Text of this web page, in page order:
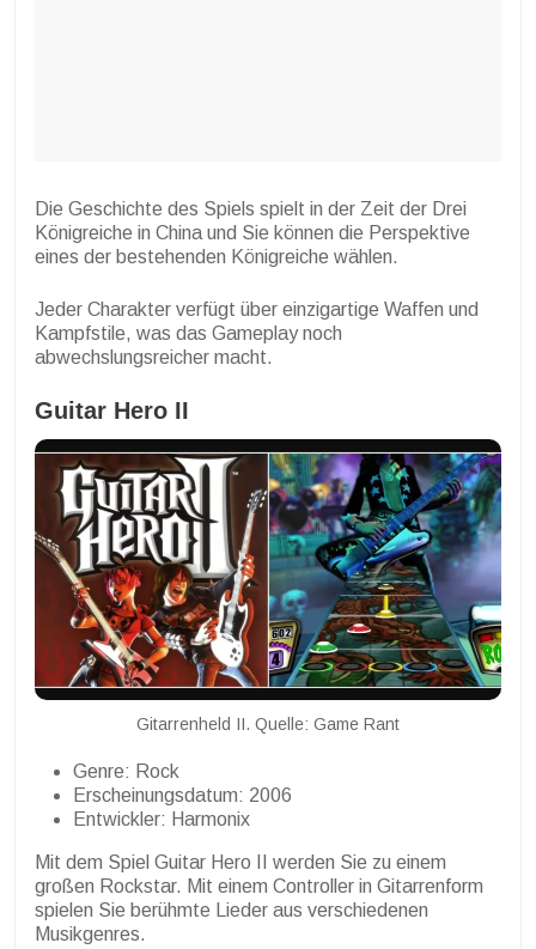
Die Geschichte des Spiels spielt in der Zeit der Drei
Königreiche in China und Sie können die Perspektive
eines der bestehenden Königreiche wählen.
Jeder Charakter verfügt über einzigartige Waffen und
Kampfstile, was das Gameplay noch
abwechslungsreicher macht.
Guitar Hero II
Gitarrenheld II. Quelle: Game Rant
Genre: Rock
Erscheinungsdatum: 2006
Entwickler: Harmonix
Mit dem Spiel Guitar Hero II werden Sie zu einem
großen Rockstar. Mit einem Controller in Gitarrenform
spielen Sie berühmte Lieder aus verschiedenen
Musikgenres.